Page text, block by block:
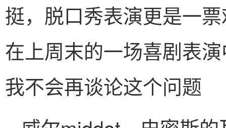
挺，脱口秀表演更是一
在上周末的一场喜剧表
我不会再谈论这个问题